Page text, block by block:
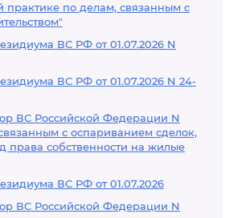
практике по делам, связанным с
ВС РФ от 01.07.2026 N
ВС РФ от 01.07.2026 N 24-
ВС Российской Федерации N
с оспариванием сделок,
права собственности на жилые
ВС РФ от 01.07.2026
ВС Российской Федерации N